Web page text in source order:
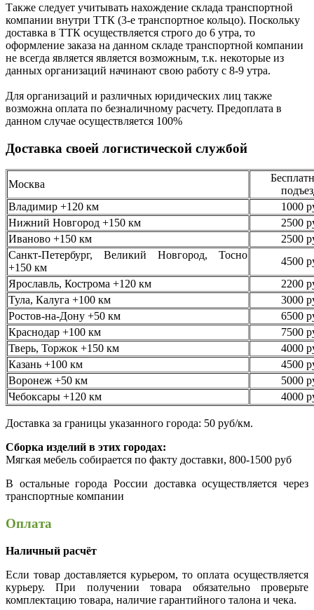
Также следует учитывать нахождение склада транспортной
компании внутри ТТК (3-е транспортное кольцо). Поскольку
доставка в ТТК осуществляется строго до 6 утра, то
оформление заказа на данном складе транспортной компании
не всегда является является возможным, т.к. некоторые из
данных организаций начинают свою работу с 8-9 утра.
Для организаций и различных юридических лиц также
возможна оплата по безналичному расчету. Предоплата в
данном случае осуществляется 100%
Доставка своей логистической службой
Москва
Владимир +120 км
1000
Нижний Новгород +150 км
2500
Иваново +150 км
2500
Санкт-Петербург, Великий Новгород, Тосно
+150 км
4500
Ярославль, Кострома +120 км
2200
Тула, Калуга +100 км
3000
Ростов-на-Дону +50 км
6500
Краснодар +100 км
7500
Тверь, Торжок +150 км
4000
Казань +100 км
4500
Воронеж +50 км
5000
Чебоксары +120 км
4000
Доставка за границы указанного города: 50 руб/км.
Сборка изделий в этих городах:
Мягкая мебель собирается по факту доставки, 800-1500 руб
В остальные города России доставка осуществляется через
транспортные компании
Оплата
Наличный расчёт
Если товар доставляется курьером, то оплата осуществляется
курьеру. При получении товара обязательно проверьте
комплектацию товара, наличие гарантийного талона и чека.